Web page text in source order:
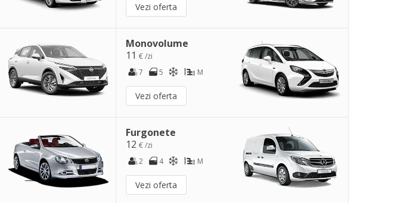
Vezi oferta
Monovolume
11 € /zi
7
5 M
Vezi oferta
Furgonete
12 € /zi
2
4 M
Vezi oferta